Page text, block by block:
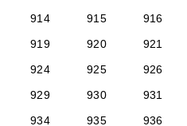
914
915 916
919
920 921
924
925 926
929
930 931
934
935 936